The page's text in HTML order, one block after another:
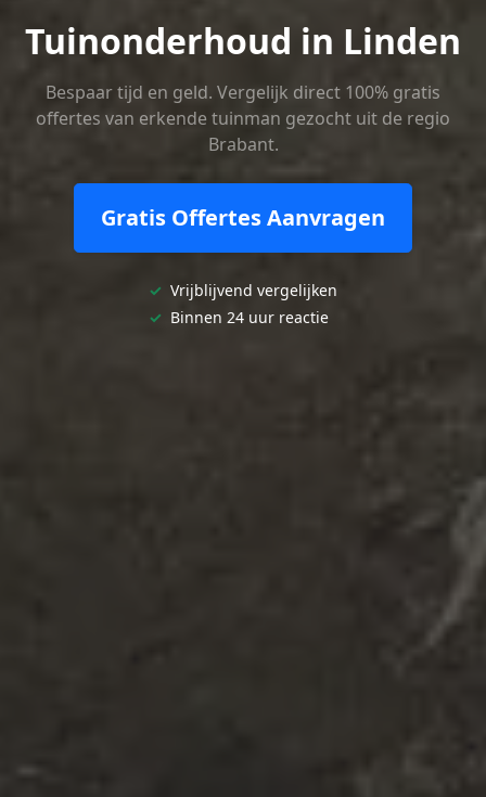
Tuinonderhoud in Linden
Bespaar tijd en geld. Vergelijk direct 100% gratis
offertes van erkende tuinman gezocht uit de regio
Brabant.
Gratis Offertes Aanvragen
✓ Vrijblijvend vergelijken
✓ Binnen 24 uur reactie